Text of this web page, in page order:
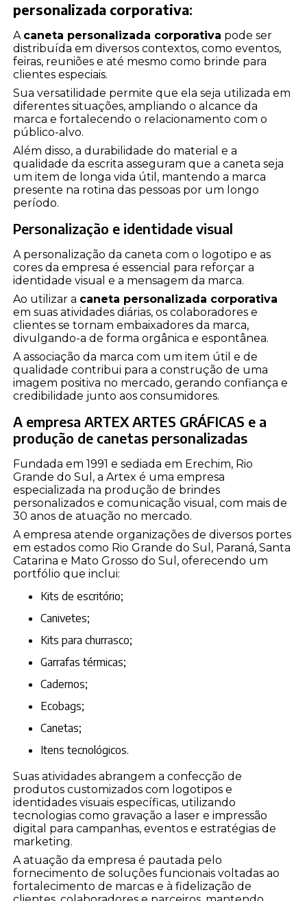
personalizada corporativa:
A caneta personalizada corporativa pode ser
distribuída em diversos contextos, como eventos,
feiras, reuniões e até mesmo como brinde para
clientes especiais.
Sua versatilidade permite que ela seja utilizada em
diferentes situações, ampliando o alcance da
marca e fortalecendo o relacionamento com o
público-alvo.
Além disso, a durabilidade do material e a
qualidade da escrita asseguram que a caneta seja
um item de longa vida útil, mantendo a marca
presente na rotina das pessoas por um longo
período.
Personalização e identidade visual
A personalização da caneta com o logotipo e as
cores da empresa é essencial para reforçar a
identidade visual e a mensagem da marca.
Ao utilizar a caneta personalizada corporativa
em suas atividades diárias, os colaboradores e
clientes se tornam embaixadores da marca,
divulgando-a de forma orgânica e espontânea.
A associação da marca com um item útil e de
qualidade contribui para a construção de uma
imagem positiva no mercado, gerando confiança e
credibilidade junto aos consumidores.
A empresa ARTEX ARTES GRÁFICAS e a
produção de canetas personalizadas
Fundada em 1991 e sediada em Erechim, Rio
Grande do Sul, a Artex é uma empresa
especializada na produção de brindes
personalizados e comunicação visual, com mais de
30 anos de atuação no mercado.
A empresa atende organizações de diversos portes
em estados como Rio Grande do Sul, Paraná, Santa
Catarina e Mato Grosso do Sul, oferecendo um
portfólio que inclui:
kits de escritório;
canivetes;
kits para churrasco;
garrafas térmicas;
cadernos;
ecobags;
canetas;
itens tecnológicos.
Suas atividades abrangem a confecção de
produtos customizados com logotipos e
identidades visuais específicas, utilizando
tecnologias como gravação a laser e impressão
digital para campanhas, eventos e estratégias de
marketing.
A atuação da empresa é pautada pelo
fornecimento de soluções funcionais voltadas ao
fortalecimento de marcas e à fidelização de